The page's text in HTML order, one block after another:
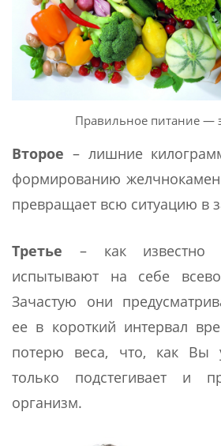
Правильное питание —
Второе – лишние
формированию
превращает всю ситуацию в
Третье – как известно
испытывают на себе
Зачастую они
ее в короткий интервал
потерю веса, что, как Вы
только подстегивает и
организм.